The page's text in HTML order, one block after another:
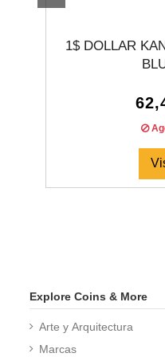
1$ DOLLAR
Explore Coins & More
Arte y Arquitectura
Marcas